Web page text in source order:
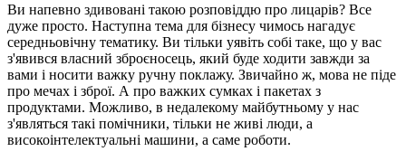
Ви напевно здивовані такою розповіддю про лицарів? Все
дуже просто. Наступна тема для бізнесу чимось нагадує
середньовічну тематику. Ви тільки уявіть собі таке, що у вас
з'явився власний зброєносець, який буде ходити завжди за
вами і носити важку ручну поклажу. Звичайно ж, мова не піде
про мечах і зброї. А про важких сумках і пакетах з
продуктами. Можливо, в недалекому майбутньому у нас
з'являться такі помічники, тільки не живі люди, а
високоінтелектуальні машини, а саме роботи.